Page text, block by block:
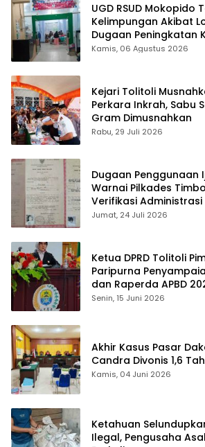
UGD RSUD Mokopido
Kelimpungan Akibat
Dugaan Peningkatan
Muntaber Tuai Sorotan
Kamis, 06 Agustus 2026
Kejari Tolitoli
Perkara Inkrah, Sabu
Gram Dimusnahkan
Rabu, 29 Juli 2026
Dugaan Penggunaan
Warnai Pilkades
Verifikasi
Jumat, 24 Juli 2026
Ketua DPRD Tolitoli
Paripurna
dan Raperda APBD
Senin, 15 Juni 2026
Akhir Kasus Pasar
Candra Divonis 1,6
Kamis, 04 Juni 2026
Ketahuan
Ilegal, Pengusaha